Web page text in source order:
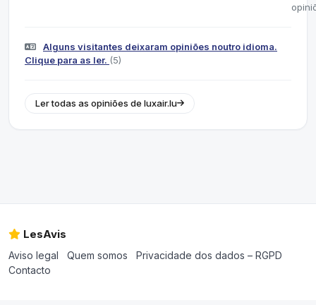
Alguns visitantes deixaram opiniões noutro idioma.
Clique para as ler. (5)
Ler todas as opiniões de luxair.lu
LesAvis
Aviso legal Quem somos
Privacidade dos dados – RGPD
Contacto